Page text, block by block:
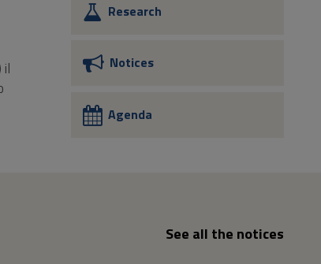
il
Research
Notices
Agenda
See all the notices